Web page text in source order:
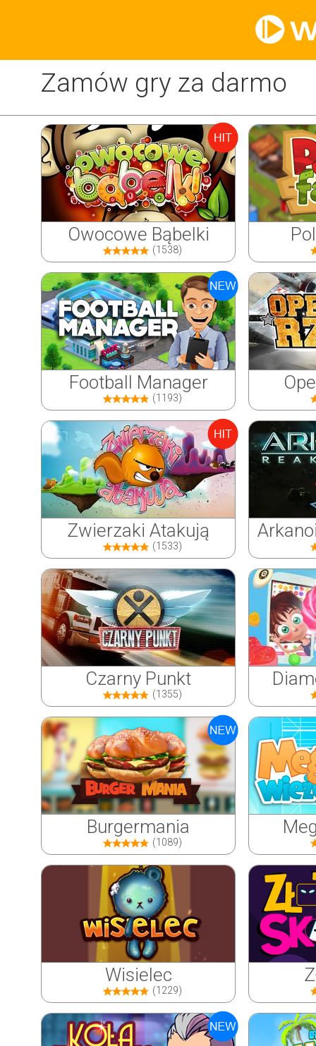
Zamów gry za darmo
Owocowe Bąbelki
(1538)
Football Manager
(1193)
Zwierzaki Atakują
(1533)
Czarny Punkt
(1355)
Burgermania
(1089)
Wisielec
(1229)